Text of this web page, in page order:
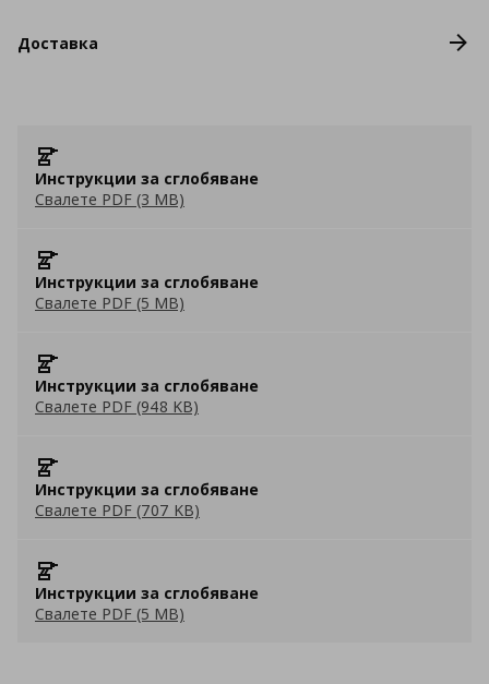
Доставка
Инструкции за сглобяване
Свалете PDF (3 MB)
Инструкции за сглобяване
Свалете PDF (5 MB)
Инструкции за сглобяване
Свалете PDF (948 KB)
Инструкции за сглобяване
Свалете PDF (707 KB)
Инструкции за сглобяване
Свалете PDF (5 MB)